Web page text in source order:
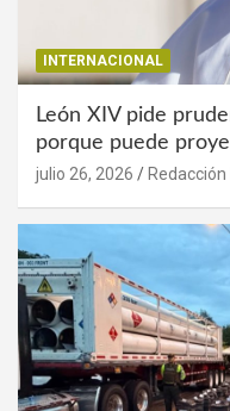
INTERNACIONAL
León XIV pide
porque puede
julio 26, 2026 Redacción